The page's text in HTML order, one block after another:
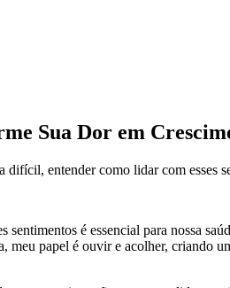
Sua Dor em
entender como lidar com esses
é essencial para nossa
papel é ouvir e acolher, criando